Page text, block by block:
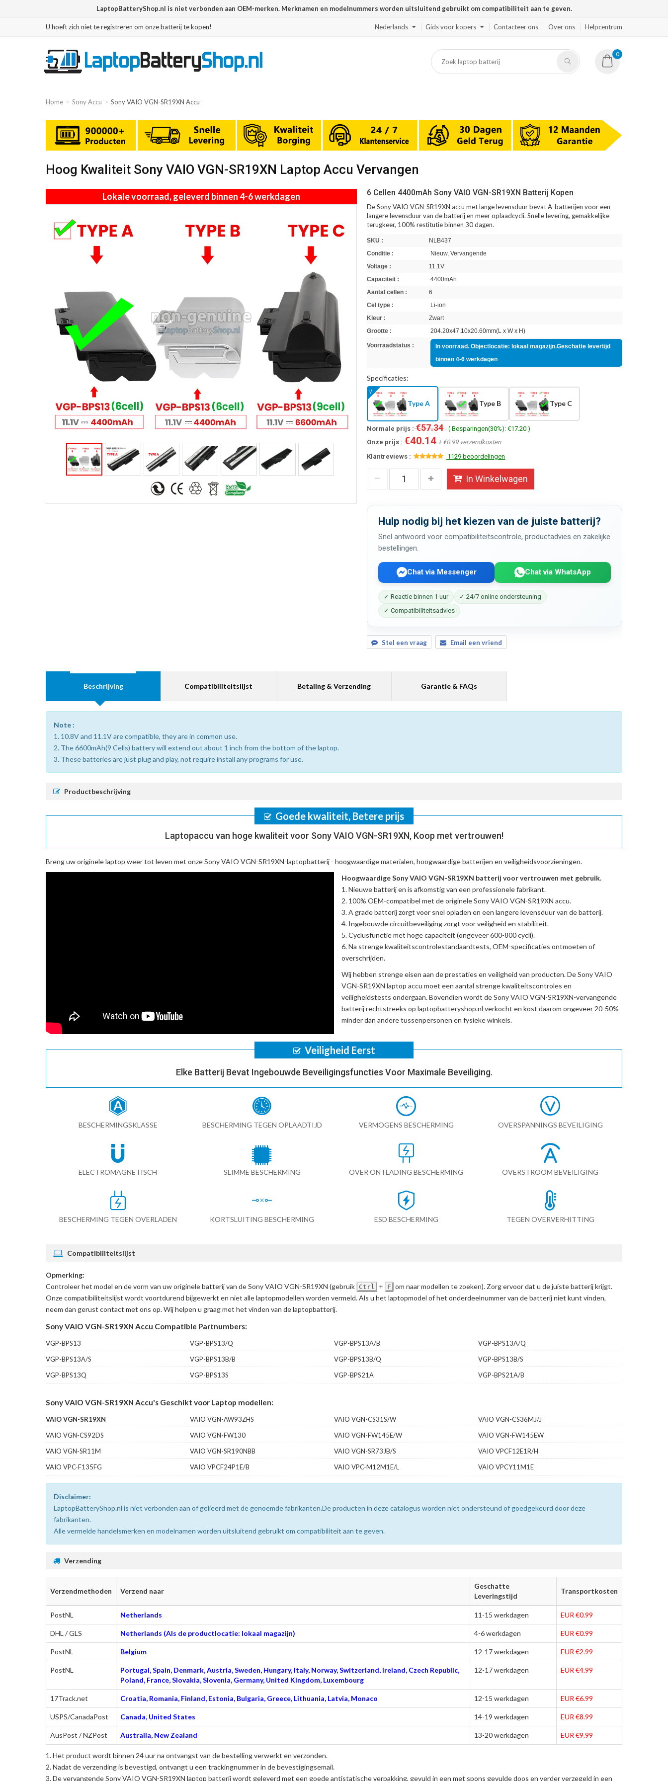
LaptopBatteryShop.nl is niet verbonden aan OEM-merken. Merknamen en modelnummers worden uitsluitend gebruikt om compatibiliteit aan te geven.
U hoeft zich niet te registreren om onze batterij te kopen! Nederlands Gids voor kopers Contacteer ons Over ons Helpcentrum
0
Home Sony Accu Sony VAIO VGN-SR19XN Accu
Hoog Kwaliteit Sony VAIO VGN-SR19XN Laptop Accu Vervangen
Lokale voorraad, geleverd binnen 4-6 werkdagen 6 Cellen 4400mAh Sony VAIO VGN-SR19XN Batterij Kopen
De Sony VAIO VGN-SR19XN accu met lange levensduur bevat A-batterijen voor een
langere levensduur van de batterij en meer oplaadcycli. Snelle levering, gemakkelijke
terugkeer, 100% restitutie binnen 30 dagen.
SKU :
NLB437
Conditie :
Nieuw, Vervangende
Voltage :
11.1V
Capaciteit :
4400mAh
Aantal cellen :
6
Cel type :
Li-ion
Kleur :
Zwart
Grootte :
204.20x47.10x20.60mm(L x W x H)
Voorraadstatus :
In voorraad. Objectlocatie: lokaal magazijn.Geschatte levertijd
binnen 4-6 werkdagen
Specificaties:
Type A Type B Type C
Normale prijs :€57.34- ( Besparingen(30%): €17.20 )
Onze prijs : €40.14 + €0.99 verzendkosten
Klantreviews :
1129 beoordelingen
In Winkelwagen
Hulp nodig bij het kiezen van de juiste batterij?
Snel antwoord voor compatibiliteitscontrole, productadvies en zakelijke
bestellingen.
Chat via Messenger Chat via WhatsApp
✓ Reactie binnen 1 uur
✓ 24/7 online ondersteuning
✓ Compatibiliteitsadvies
Stel een vraag Email een vriend
Beschrijving Compatibiliteitslijst Betaling & Verzending Garantie & FAQs
Note :
1. 10.8V and 11.1V are compatible, they are in common use.
2. The 6600mAh(9 Cells) battery will extend out about 1 inch from the bottom of the laptop.
3. These batteries are just plug and play, not require install any programs for use.
Productbeschrijving
Goede kwaliteit, Betere prijs
Laptopaccu van hoge kwaliteit voor Sony VAIO VGN-SR19XN, Koop met vertrouwen!
Breng uw originele laptop weer tot leven met onzeSony VAIO VGN-SR19XN-laptopbatterij - hoogwaardige materialen, hoogwaardige batterijen en veiligheidsvoorzieningen.
Hoogwaardige Sony VAIO VGN-SR19XN batterij voor vertrouwen met gebruik.
Nieuwe batterij en is afkomstig van een professionele fabrikant.
100% OEM-compatibel met deoriginele Sony VAIO VGN-SR19XN accu.
A grade batterij zorgt voor snel opladen en een langere levensduur van de batterij.
Ingebouwde circuitbeveiliging zorgt voor veiligheid en stabiliteit.
Cyclusfunctie met hoge capaciteit (ongeveer 600-800 cycli).
Na strenge kwaliteitscontrolestandaardtests, OEM-specificaties ontmoeten of
overschrijden.
Wij hebben strenge eisen aan de prestaties en veiligheid van producten. DeSony VAIO
VGN-SR19XN laptop accu moet een aantal strenge kwaliteitscontroles en
veiligheidstests ondergaan. Bovendien wordt deSony VAIO VGN-SR19XN-vervangende
batterijrechtstreeks op laptopbatteryshop.nl verkocht en kost daarom ongeveer 20-50%
minder dan andere tussenpersonen en fysieke winkels.
Veiligheid Eerst
Elke Batterij Bevat Ingebouwde Beveiligingsfuncties Voor Maximale Beveiliging.
BESCHERMINGSKLASSE BESCHERMING TEGEN OPLAADTIJD VERMOGENS BESCHERMING OVERSPANNINGS BEVEILIGING
ELECTROMAGNETISCH SLIMME BESCHERMING OVER ONTLADING BESCHERMING OVERSTROOM BEVEILIGING
BESCHERMING TEGEN OVERLADEN KORTSLUITING BESCHERMING ESD BESCHERMING TEGEN OVERVERHITTING
Compatibiliteitslijst
Opmerking:
Controleer het model en de vorm van uw originele batterij van de Sony VAIO VGN-SR19XN (gebruik Ctrl + F om naar modellen te zoeken). Zorg ervoor dat u de juiste batterij krijgt.
Onze compatibiliteitslijst wordt voortdurend bijgewerkt en niet alle laptopmodellen worden vermeld. Als u het laptopmodel of het onderdeelnummer van de batterij niet kunt vinden,
neem dan gerust contact met ons op. Wij helpen u graag met het vinden van de laptopbatterij.
Sony VAIO VGN-SR19XN Accu Compatible Partnumbers:
VGP-BPS13 VGP-BPS13/Q VGP-BPS13A/B
VGP-BPS13A/Q
VGP-BPS13A/S
VGP-BPS13B/B VGP-BPS13B/Q
VGP-BPS13B/S
VGP-BPS13Q
VGP-BPS13S VGP-BPS21A VGP-BPS21A/B
Sony VAIO VGN-SR19XN Accu's Geschikt voor Laptop modellen:
VAIO VGN-SR19XN VAIO VGN-AW93ZHS VAIO VGN-CS31S/W
VAIO VGN-CS36MJ/J
VAIO VGN-CS92DS
VAIO VGN-FW130 VAIO VGN-FW145E/W
VAIO VGN-FW145EW
VAIO VGN-SR11M
VAIO VGN-SR190NBB VAIO VGN-SR73JB/S
VAIO VPCF12E1R/H
VAIO VPC-F135FG
VAIO VPCF24P1E/B VAIO VPC-M12M1E/L VAIO VPCY11M1E
Disclaimer:
LaptopBatteryShop.nl is niet verbonden aan of gelieerd met de genoemde fabrikanten.De producten in deze catalogus worden niet ondersteund of goedgekeurd door deze
fabrikanten.
Alle vermelde handelsmerken en modelnamen worden uitsluitend gebruikt om compatibiliteit aan te geven.
Verzending
Verzendmethoden Verzend naar
Geschatte
Leveringstijd
Transportkosten
PostNL Netherlands 11-15 werkdagen EUR €0.99
DHL / GLS Netherlands (Als de productlocatie: lokaal magazijn) 4-6 werkdagen EUR €0.99
PostNL Belgium 12-17 werkdagen EUR €2.99
PostNL
Portugal, Spain, Denmark, Austria, Sweden, Hungary, Italy, Norway, Switzerland, Ireland, Czech Republic,
Poland, France, Slovakia, Slovenia, Germany, United Kingdom, Luxembourg
12-17 werkdagen EUR €4.99
17Track.net Croatia, Romania, Finland, Estonia, Bulgaria, Greece, Lithuania, Latvia, Monaco 12-15 werkdagen EUR €6.99
USPS/CanadaPost Canada, United States 14-19 werkdagen EUR €8.99
AusPost / NZPost Australia, New Zealand 13-20 werkdagen EUR €9.99
Het product wordt binnen 24 uur na ontvangst van de bestelling verwerkt en verzonden.
Nadat de verzending is bevestigd, ontvangt u een trackingnummer in de bevestigingsemail.
Devervangende Sony VAIO VGN-SR19XN laptop batterijwordt geleverd met een goede antistatische verpakking, gevuld in een met spons gevulde doos en verder verzegeld in een